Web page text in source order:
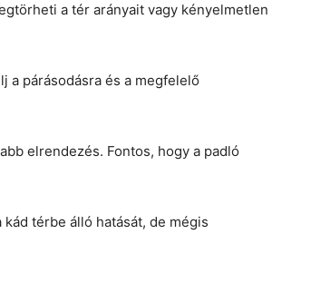
a tér arányait vagy kényelmetlen
a párásodásra és a megfelelő
elrendezés. Fontos, hogy a padló
térbe álló hatását, de mégis